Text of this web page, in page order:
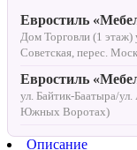
Евростиль
Дом Торговли (1
Советская, перес.
Евростиль
ул. Байтик-Баатыра/
Южных Воротах)
Описание